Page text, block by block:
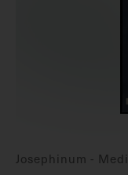
Josephinum -